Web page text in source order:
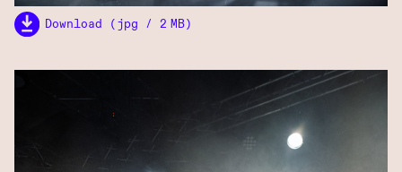
Download (jpg / 2 MB)